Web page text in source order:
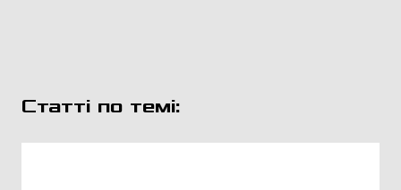
Статті по темі: